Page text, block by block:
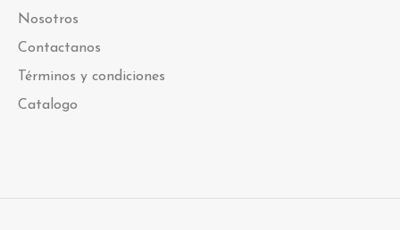
Nosotros
Contactanos
Términos y condiciones
Catalogo